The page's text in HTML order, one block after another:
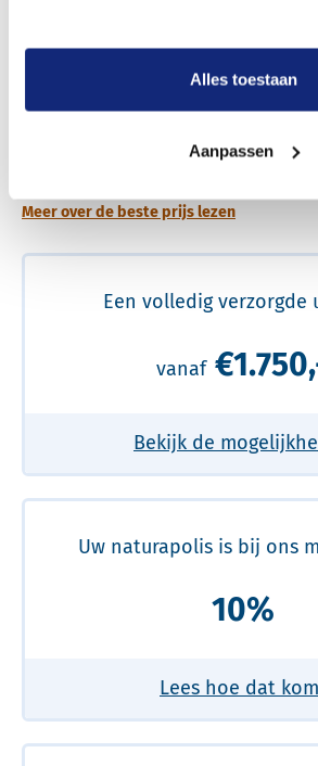
Alles toestaan
Aanpassen
Dit kost een begrafenis
Meer over de beste prijs lezen
Een volledig verzorgde
vanaf
Bekijk de
Uw naturapolis is bij ons
10%
Lees hoe dat